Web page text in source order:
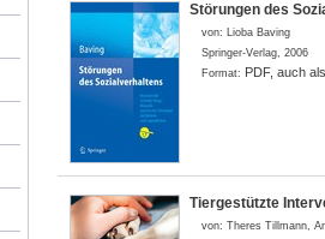
Störungen des
von: Lioba Baving
Springer-Verlag, 2006
Format: PDF, auch
Tiergestützte
von: Theres Tillmann,